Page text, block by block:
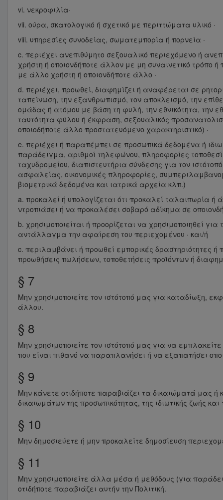
vi. νεκροφιλία·
vii. ούρα, σκατολογικό ή σχετικό με περιττώματα υλικό ·
viii. υπηρεσίες συνοδείας, σωματεμπορία ή πορνεία ·
c. περιέχει ανεπιθύμητο σεξουαλικό περιεχόμενο ή
χρήστη ή οποιονδήποτε άλλον με μη συναινετικό τρόπο
με άλλο χρήστη ή οποιονδήποτε άλλο ·
d. περιέχει, προωθεί, διαφημίζει ή αναφέρεται σε
ταπείνωση, την εξανθρωπισμό, τον αποκλεισμό, την
ομάδας ή ατόμου με βάση τη φυλή, την εθνικότητα, την
ταυτότητα φύλου ή έκφραση, σεξουαλικός
οποιοδήποτε άλλο προστατευόμενο χαρακτηριστικό) ·
e. περιέχει ή παραπέμπει σε προσωπικά δεδομένα ή
παράδειγμα, αριθμοί τηλεφώνου, πληροφορίες
ταχυδρομείου, διαπιστευτήρια σύνδεσης για τον
ασφαλείας, οικονομικές πληροφορίες,
βιομετρικά δεδομένα και ιατρικά αρχεία κλπ.)
a. προκαλεί ή υπολογίζεται ότι προκαλεί ταλαιπωρία
ντροπιάσει ή να προκαλέσει σοβαρό αδίκημα σε
b. χρησιμοποιείται ή προορίζεται να χρησιμοποιηθεί
αντάλλαγμα την αφαίρεση του περιεχομένου · και/ή
c. περιλαμβάνει ή προωθεί εμπορικές δραστηριότητες
προωθήσεις πωλήσεων, τοποθετήσεις προϊόντων ή
§ 7
Μην χρησιμοποιείτε τον ιστότοπό μας για καταδίωξη,
άλλου.
§ 8
Μην χρησιμοποιείτε τον ιστότοπό μας για να
που είναι πιθανό να παραπλανήσει ή να εξαπατήσει
§ 9
Μην κάνετε οτιδήποτε παραβιάζει τα δικαιώματά μας
δικαιωμάτων της προσωπικότητας, της ιδιωτικής ζωής
§ 10
Μην δημοσιεύετε ή μην προκαλείτε δημοσίευση
§ 11
Μην χρησιμοποιείτε άλλα μέσα ή μεθόδους (για
οτιδήποτε παραβιάζει αυτήν την Πολιτική.